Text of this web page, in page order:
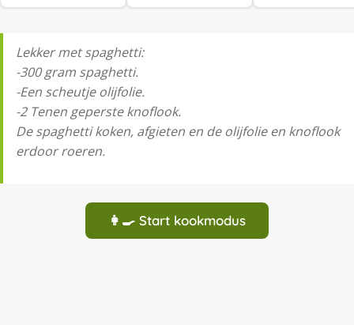
Lekker met spaghetti:
-300 gram spaghetti.
-Een scheutje olijfolie.
-2 Tenen geperste knoflook.
De spaghetti koken, afgieten en de olijfolie en knoflook
erdoor roeren.
👩‍🍳 Start kookmodus